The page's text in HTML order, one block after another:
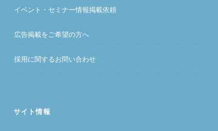
イベント・セミナー情報掲載依頼
広告掲載をご希望の方へ
採用に関するお問い合わせ
サイト情報